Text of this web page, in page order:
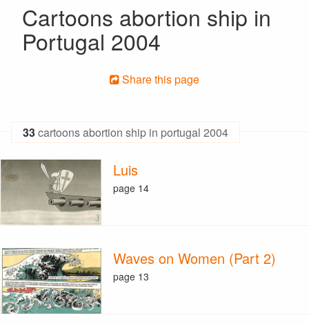
Cartoons abortion ship in
Portugal 2004
Share this page
33cartoons abortion ship in portugal 2004
Luis
page 14
Waves on Women (Part 2)
page 13